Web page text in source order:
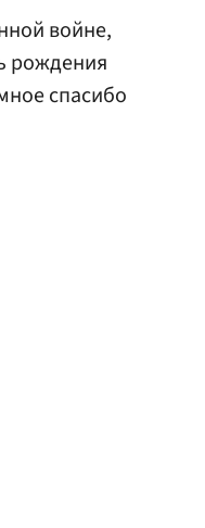
войне,
рождения
спасибо